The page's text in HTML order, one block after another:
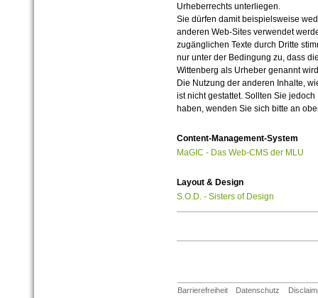
Urheberrechts unterliegen.
Sie dürfen damit beispielsweise
anderen Web-Sites verwendet
zugänglichen Texte durch Dritte
nur unter der Bedingung zu, dass
Wittenberg als Urheber genannt
Die Nutzung der anderen Inhalte,
ist nicht gestattet. Sollten Sie
haben, wenden Sie sich bitte an
Content-Management-System
MaGIC - Das Web-CMS der MLU
Layout & Design
S.O.D. - Sisters of Design
Barrierefreiheit Datenschutz